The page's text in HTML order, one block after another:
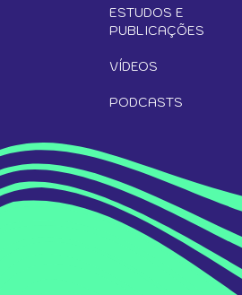
ESTUDOS E
PUBLICAÇÕES
VÍDEOS
PODCASTS